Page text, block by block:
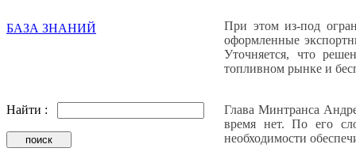
БАЗА ЗНАНИЙ
Найти :
При этом из-под
оформленные
Уточняется, что
топливном рынке и
Глава Минтранса
время нет. По его
необходимости